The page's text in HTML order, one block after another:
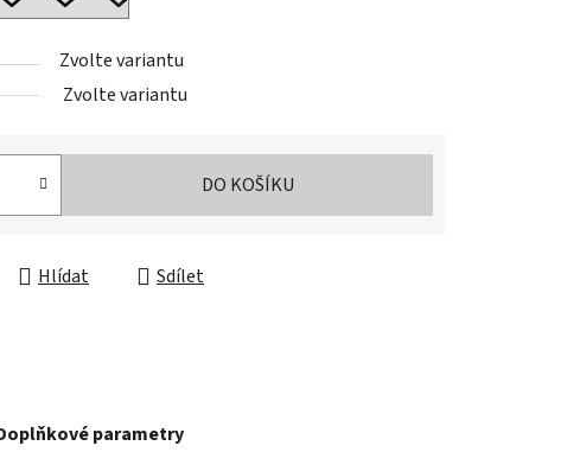
Zvolte variantu
Zvolte variantu
DO KOŠÍKU
Hlídat Sdílet
parametry